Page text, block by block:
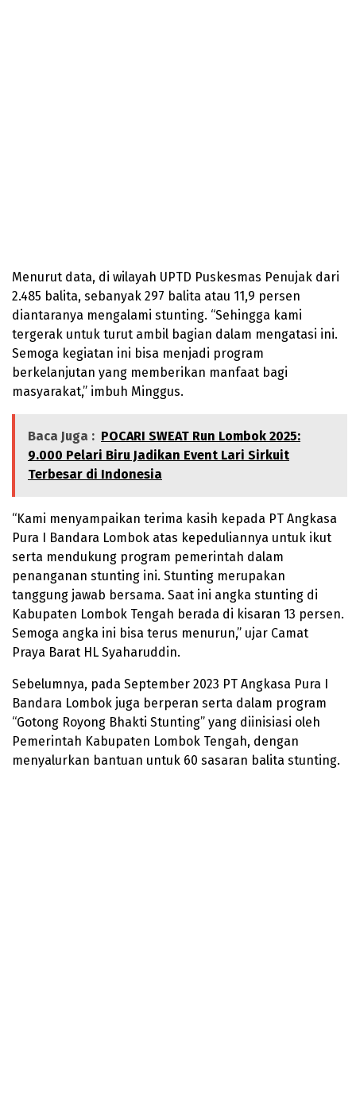
Menurut data, di wilayah UPTD Puskesmas Penujak dari
2.485 balita, sebanyak 297 balita atau 11,9 persen
diantaranya mengalami stunting. “Sehingga kami
tergerak untuk turut ambil bagian dalam mengatasi ini.
Semoga kegiatan ini bisa menjadi program
berkelanjutan yang memberikan manfaat bagi
masyarakat,” imbuh Minggus.
Baca Juga : POCARI SWEAT Run Lombok 2025:
9.000 Pelari Biru Jadikan Event Lari Sirkuit
Terbesar di Indonesia
“Kami menyampaikan terima kasih kepada PT Angkasa
Pura I Bandara Lombok atas kepeduliannya untuk ikut
serta mendukung program pemerintah dalam
penanganan stunting ini. Stunting merupakan
tanggung jawab bersama. Saat ini angka stunting di
Kabupaten Lombok Tengah berada di kisaran 13 persen.
Semoga angka ini bisa terus menurun,” ujar Camat
Praya Barat HL Syaharuddin.
Sebelumnya, pada September 2023 PT Angkasa Pura I
Bandara Lombok juga berperan serta dalam program
“Gotong Royong Bhakti Stunting” yang diinisiasi oleh
Pemerintah Kabupaten Lombok Tengah, dengan
menyalurkan bantuan untuk 60 sasaran balita stunting.